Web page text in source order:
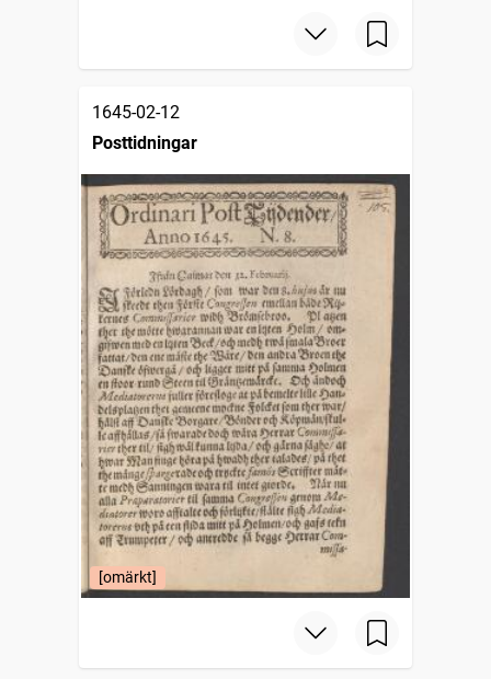
1645-02-12
Posttidningar
[omärkt]